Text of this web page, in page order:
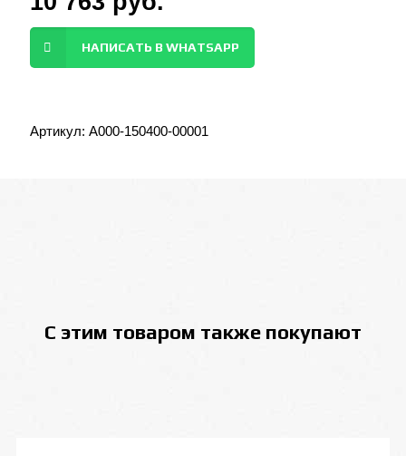
НАПИСАТЬ В WHATSAPP
Артикул: A000-150400-00001
С этим товаром также покупают